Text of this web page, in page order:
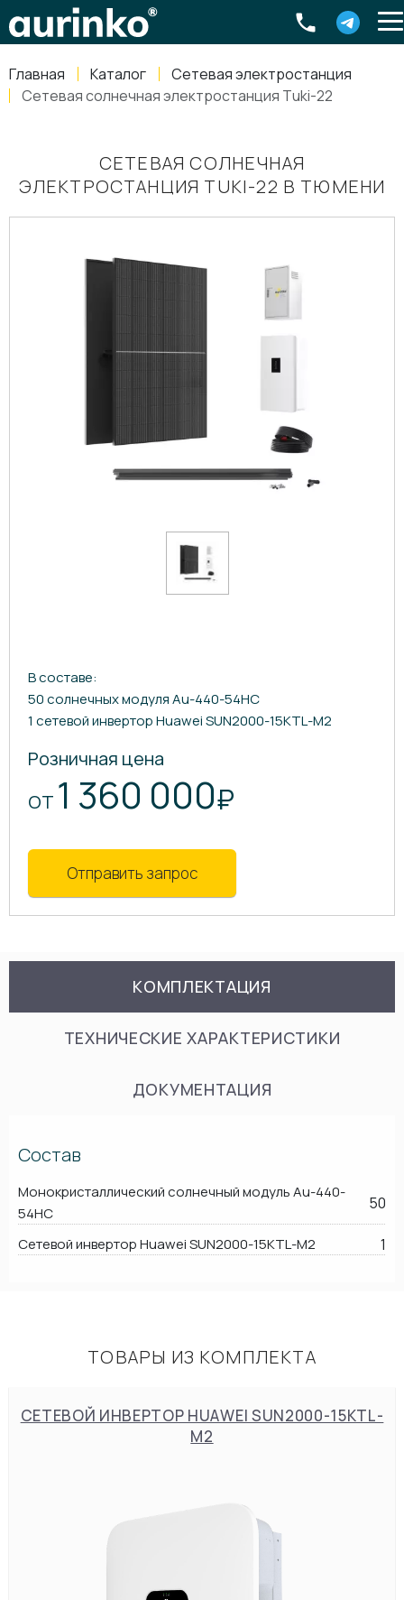
Главная Каталог
Сетевая электростанция
Сетевая солнечная электростанция Tuki-22
СЕТЕВАЯ СОЛНЕЧНАЯ
ЭЛЕКТРОСТАНЦИЯ TUKI-22 В ТЮМЕНИ
В составе:
50 солнечных модуля Au-440-54HC
1 сетевой инвертор Huawei SUN2000-15KTL-M2
Розничная цена
ОТ 1 360 000₽
Отправить запрос
КОМПЛЕКТАЦИЯ
ТЕХНИЧЕСКИЕ ХАРАКТЕРИСТИКИ
ДОКУМЕНТАЦИЯ
Состав
Монокристаллический солнечный модуль Au-440-
54HC
50
Сетевой инвертор Huawei SUN2000-15KTL-M2 1
ТОВАРЫ ИЗ КОМПЛЕКТА
СЕТЕВОЙ ИНВЕРТОР HUAWEI SUN2000-15KTL-
M2
Россия, Свердловская область Екатеринбург ,
8-800-770-79-40